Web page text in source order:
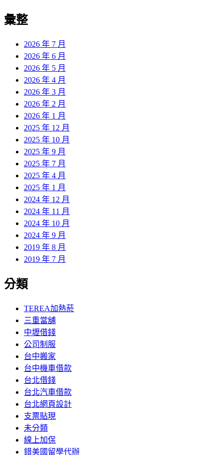
彙整
2026 年 7 月
2026 年 6 月
2026 年 5 月
2026 年 4 月
2026 年 3 月
2026 年 2 月
2026 年 1 月
2025 年 12 月
2025 年 10 月
2025 年 9 月
2025 年 7 月
2025 年 4 月
2025 年 1 月
2024 年 12 月
2024 年 11 月
2024 年 10 月
2024 年 9 月
2019 年 8 月
2019 年 7 月
分類
TEREA加熱菸
三重當舖
中壢借錢
公司制服
台中搬家
台中機車借款
台北借錢
台北汽車借款
台北網頁設計
支票貼現
未分類
線上加保
錯美國留學代辦